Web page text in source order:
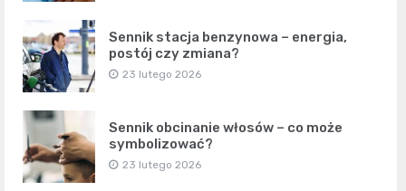
Sennik stacja benzynowa – energia,
postój czy zmiana?
23 lutego 2026
Sennik obcinanie włosów – co może
symbolizować?
23 lutego 2026